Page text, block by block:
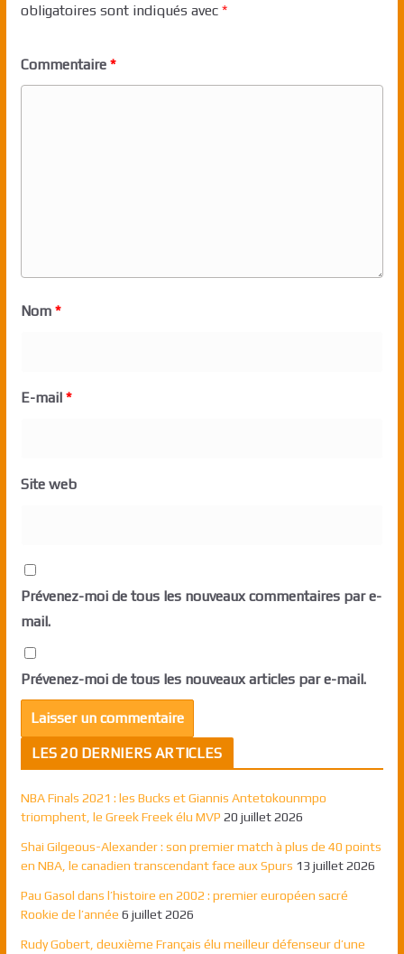
obligatoires sont indiqués avec *
Commentaire *
Nom *
E-mail *
Site web
Prévenez-moi de tous les nouveaux commentaires par e-
mail.
Prévenez-moi de tous les nouveaux articles par e-mail.
LES 20 DERNIERS ARTICLES
NBA Finals 2021 : les Bucks et Giannis Antetokounmpo
triomphent, le Greek Freek élu MVP 20 juillet 2026
Shai Gilgeous-Alexander : son premier match à plus de 40 points
en NBA, le canadien transcendant face aux Spurs 13 juillet 2026
Pau Gasol dans l’histoire en 2002 : premier européen sacré
Rookie de l’année 6 juillet 2026
Rudy Gobert, deuxième Français élu meilleur défenseur d’une